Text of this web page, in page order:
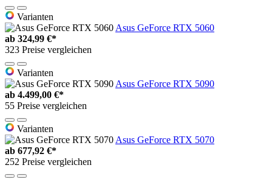
Varianten
Asus GeForce RTX 5060
ab 324,99 €*
323 Preise vergleichen
Varianten
Asus GeForce RTX 5090
ab 4.499,00 €*
55 Preise vergleichen
Varianten
Asus GeForce RTX 5070
ab 677,92 €*
252 Preise vergleichen